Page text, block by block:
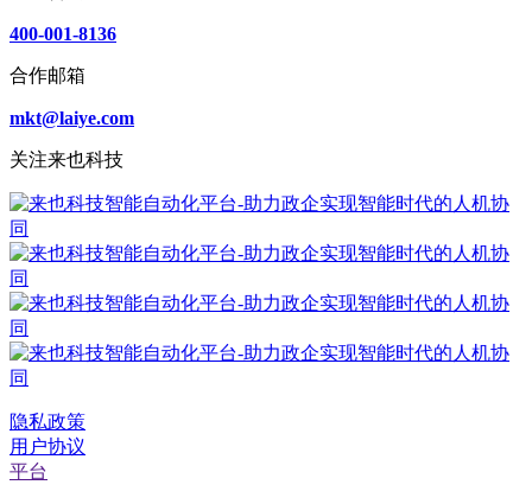
400-001-8136
合作邮箱
mkt@laiye.com
关注来也科技
隐私政策
用户协议
平台